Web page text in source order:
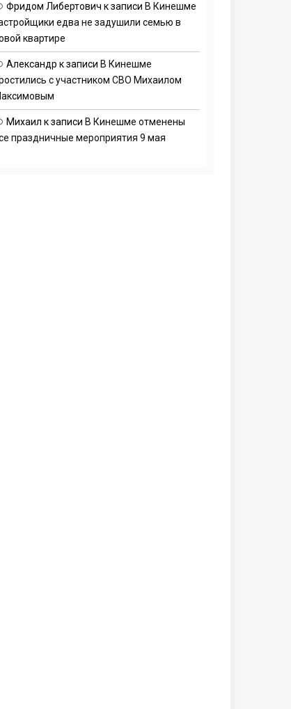
Фридом Либертович к записи В Кинешме
едва не задушили семью в
квартире
Александр к записи В Кинешме
с участником СВО Михаилом
Михаил к записи В Кинешме отменены
праздничные мероприятия 9 мая